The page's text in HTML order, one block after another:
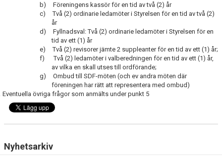
b)
Föreningens kassör för en tid av två (2) år
c)
Två (2) ordinarie ledamöter i Styrelsen för en tid av två (2)
år
d)
Fyllnadsval: Två (2) ordinarie ledamöter i Styrelsen för en
tid av ett (1) år
e)
Två (2) revisorer jämte 2 suppleanter för en tid av ett (1) år;
f)
Två (2) ledamöter i valberedningen för en tid av ett (1) år,
av vilka en skall utses till ordförande;
g)
Ombud till SDF-möten (och ev andra möten där
föreningen har rätt att representera med ombud)
Eventuella övriga frågor som anmälts under punkt 5
Nyhetsarkiv